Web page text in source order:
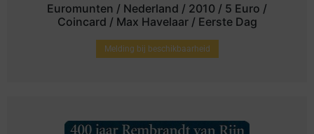
Euromunten / Nederland / 2010 / 5 Euro /
Coincard / Max Havelaar / Eerste Dag
Melding bij beschikbaarheid